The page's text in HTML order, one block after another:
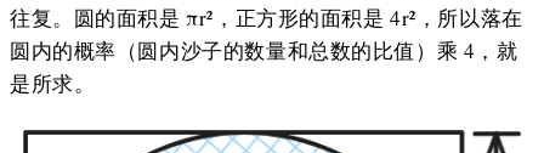
往复。圆的面积是 πr²，正方形的面积是 4r²，所以落在
圆内的概率（圆内沙子的数量和总数的比值）乘 4，就
是所求。